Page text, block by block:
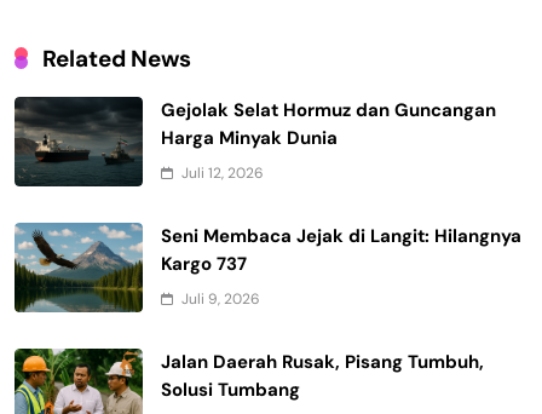
Related News
Gejolak Selat Hormuz dan Guncangan
Harga Minyak Dunia
Juli 12, 2026
Seni Membaca Jejak di Langit: Hilangnya
Kargo 737
Juli 9, 2026
Jalan Daerah Rusak, Pisang Tumbuh,
Solusi Tumbang